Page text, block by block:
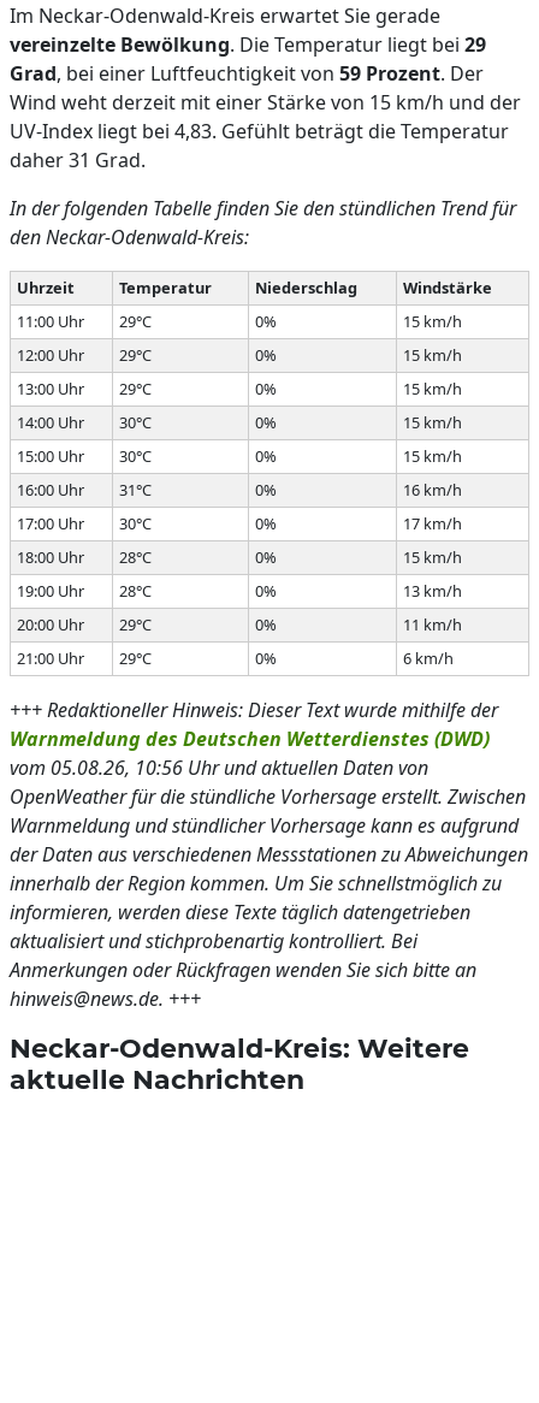
Im Neckar-Odenwald-Kreis erwartet Sie gerade
vereinzelte Bewölkung. Die Temperatur liegt bei 29
Grad, bei einer Luftfeuchtigkeit von 59 Prozent. Der
Wind weht derzeit mit einer Stärke von 15 km/h und der
UV-Index liegt bei 4,83. Gefühlt beträgt die Temperatur
daher 31 Grad.
In der folgenden Tabelle finden Sie den stündlichen Trend für
den Neckar-Odenwald-Kreis:
Uhrzeit Temperatur Niederschlag
Windstärke
11:00 Uhr
29°C 0%
15 km/h
12:00 Uhr
29°C 0%
15 km/h
13:00 Uhr
29°C 0%
15 km/h
14:00 Uhr
30°C 0%
15 km/h
15:00 Uhr
30°C 0%
15 km/h
16:00 Uhr
31°C 0%
16 km/h
17:00 Uhr
30°C 0%
17 km/h
18:00 Uhr
28°C 0%
15 km/h
19:00 Uhr
28°C 0%
13 km/h
20:00 Uhr
29°C 0%
11 km/h
21:00 Uhr
29°C 0% 6 km/h
+++ Redaktioneller Hinweis: Dieser Text wurde mithilfe der
Warnmeldung des Deutschen Wetterdienstes (DWD)
vom 05.08.26, 10:56 Uhr und aktuellen Daten von
OpenWeather für die stündliche Vorhersage erstellt. Zwischen
Warnmeldung und stündlicher Vorhersage kann es aufgrund
der Daten aus verschiedenen Messstationen zu Abweichungen
innerhalb der Region kommen. Um Sie schnellstmöglich zu
informieren, werden diese Texte täglich datengetrieben
aktualisiert und stichprobenartig kontrolliert. Bei
Anmerkungen oder Rückfragen wenden Sie sich bitte an
hinweis@news.de. +++
Neckar-Odenwald-Kreis: Weitere
aktuelle Nachrichten